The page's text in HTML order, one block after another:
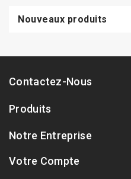
Nouveaux produits
Contactez-Nous
Produits
Notre Entreprise
Votre Compte